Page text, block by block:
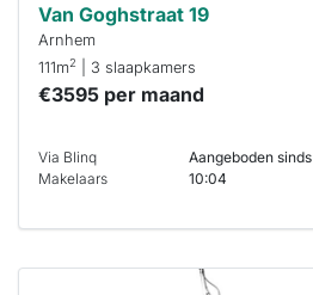
Van Goghstraat 19
Arnhem
111m2 | 3 slaapkamers
€3595 per maand
Via Blinq
Makelaars
Aangeboden sinds
10:04